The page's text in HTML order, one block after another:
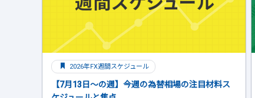
2026年FX週間スケジュール
【7月13日～の週】今週の為替相場の注目材料ス